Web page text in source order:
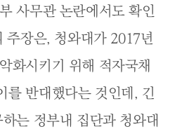
사무관 논란에서도 확인
주장은, 청와대가 2017년
화시키기 위해 적자국채
를 반대했다는 것인데, 긴
는 정부내 집단과 청와대